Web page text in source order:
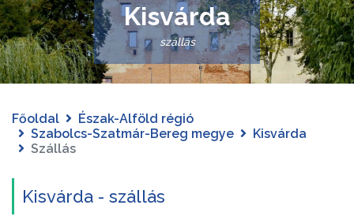
Kisvárda
szállás
Főoldal
Észak-Alföld régió
Szabolcs-Szatmár-Bereg megye
Kisvárda
Szállás
Kisvárda - szállás